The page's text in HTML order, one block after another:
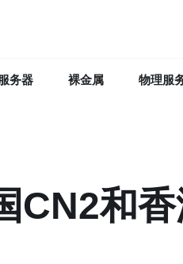
务器 裸金属 物理服
CN2和